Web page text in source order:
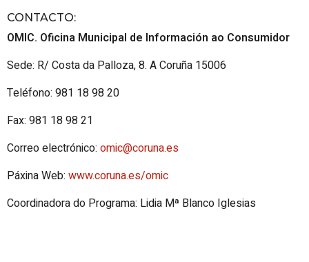
CONTACTO:
OMIC. Oficina Municipal de Información ao Consumidor
Sede: R/ Costa da Palloza, 8. A Coruña 15006
Teléfono: 981 18 98 20
Fax: 981 18 98 21
Correo electrónico: omic@coruna.es
Páxina Web: www.coruna.es/omic
Coordinadora do Programa: Lidia Mª Blanco Iglesias